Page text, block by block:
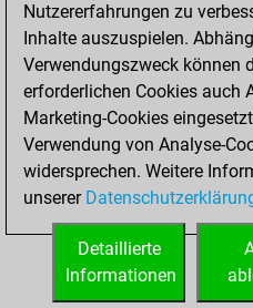
Bauer setzt Matt
Erstickte Matts
Unterverwandlungen
Türme auf der siebten
STARTSEITE
Nutzererfahrungen zu
Inhalte auszuspielen.
Verwendungszweck können
erforderlichen Cookies auch
Marketing-Cookies
Verwendung von Analyse-
widersprechen. Weitere
unserer
Detaillierte
Informationen